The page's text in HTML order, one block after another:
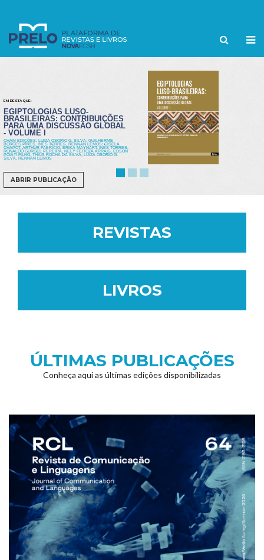
EM DESTAQUE:
EGIPTOLOGIAS LUSO-
BRASILEIRAS: CONTRIBUIÇÕES
PARA UMA DISCUSSÃO GLOBAL
- VOLUME I
CHAM EDIÇÕES; LUIZA OSORIO G. SILVA, GUILHERME
BORGES PIRES, INÊS TORRES, RENNAN LEMOS; GISELA
CHAPOT, ARTHUR FABRÍCIO, ÉRIKA MAYNART, INÊS TORRES,
RONALDO GURGEL PEREIRA, NELY FEITOZA ARRAIS, EDSON
POIATI FILHO, THAIS ROCHA DA SILVA, LUIZA OSORIO G.
SILVA, RENNAN LEMOS
ABRIR PUBLICAÇÃO
REVISTAS
LIVROS
ÚLTIMAS PUBLICAÇÕES
Conheça aqui as últimas edições disponibilizadas